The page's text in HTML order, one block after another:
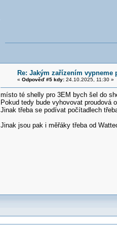
Re: Jakým zařízením
« Odpověď #5 kdy:24.10.2025, 11:30 »
místo té shelly pro 3EM bych šel do
Pokud tedy bude vyhovovat proudová
Jinak třeba se podívat počítadlech
Jinak jsou pak i měřáky třeba od